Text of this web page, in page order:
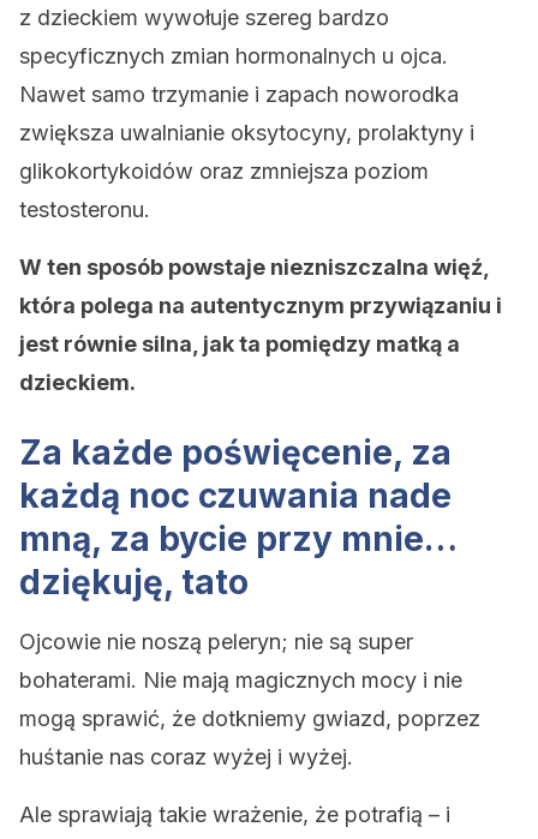
z dzieckiem wywołuje szereg bardzo
specyficznych zmian hormonalnych u ojca.
Nawet samo trzymanie i zapach noworodka
zwiększa uwalnianie oksytocyny, prolaktyny i
glikokortykoidów oraz zmniejsza poziom
testosteronu.
W ten sposób powstaje niezniszczalna więź,
która polega na autentycznym przywiązaniu i
jest równie silna, jak ta pomiędzy matką a
dzieckiem.
Za każde poświęcenie, za
każdą noc czuwania nade
mną, za bycie przy mnie…
dziękuję, tato
Ojcowie nie noszą peleryn; nie są super
bohaterami. Nie mają magicznych mocy i nie
mogą sprawić, że dotkniemy gwiazd, poprzez
huśtanie nas coraz wyżej i wyżej.
Ale sprawiają takie wrażenie, że potrafią – i